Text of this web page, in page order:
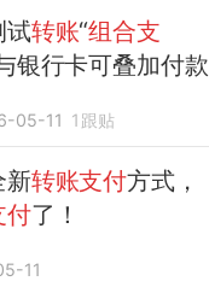
试转账“组合支
银行卡可叠加付款
05-11 1 跟贴
新转账支付方式，
付了！
11